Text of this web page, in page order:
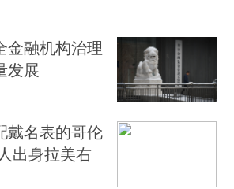
金融机构治理
发展
戴名表的哥伦
出身拉美右